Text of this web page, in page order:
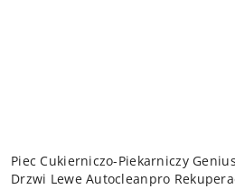
Piec Cukierniczo-Piekarniczy
Drzwi Lewe Autocleanpro